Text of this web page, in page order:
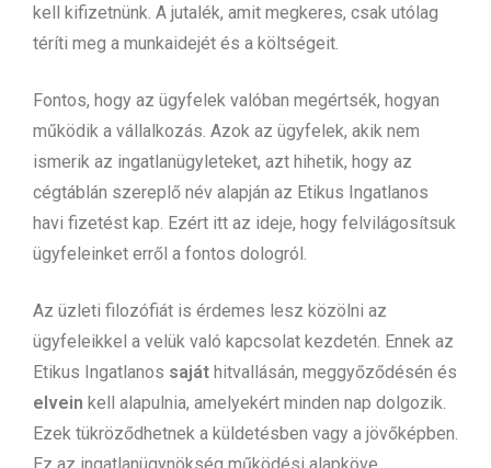
kell kifizetnünk. A jutalék, amit megkeres, csak utólag
téríti meg a munkaidejét és a költségeit.
Fontos, hogy az ügyfelek valóban megértsék, hogyan
működik a vállalkozás. Azok az ügyfelek, akik nem
ismerik az ingatlanügyleteket, azt hihetik, hogy az
cégtáblán szereplő név alapján az Etikus Ingatlanos
havi fizetést kap. Ezért itt az ideje, hogy felvilágosítsuk
ügyfeleinket erről a fontos dologról.
Az üzleti filozófiát is érdemes lesz közölni az
ügyfeleikkel a velük való kapcsolat kezdetén. Ennek az
Etikus Ingatlanos saját hitvallásán, meggyőződésén és
elvein kell alapulnia, amelyekért minden nap dolgozik.
Ezek tükröződhetnek a küldetésben vagy a jövőképben.